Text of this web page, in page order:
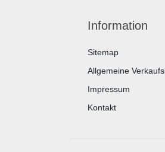
Information
Sitemap
Allgemeine
Impressum
Kontakt